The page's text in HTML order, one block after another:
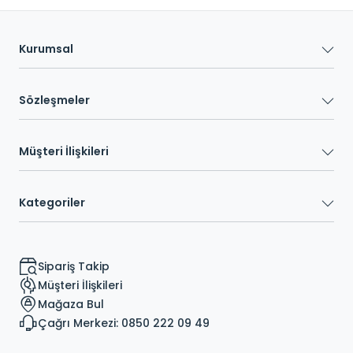
Kurumsal
Sözleşmeler
Müşteri İlişkileri
Kategoriler
Sipariş Takip
Müşteri İlişkileri
Mağaza Bul
Çağrı Merkezi: 0850 222 09 49